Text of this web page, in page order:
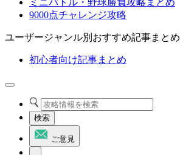
ミニバトル・野球勝負攻略まとめ
9000点チャレンジ攻略
ユーザージャンル別おすすめ記事まとめ
初心者向け記事まとめ
検索
ご意見